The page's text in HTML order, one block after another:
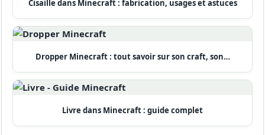
Cisaille dans Minecraft : fabrication, usages et astuces
Dropper Minecraft : tout savoir sur son craft, son…
Livre dans Minecraft : guide complet